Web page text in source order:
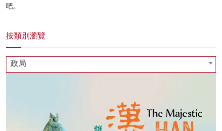
吧。
按類別瀏覽
政局